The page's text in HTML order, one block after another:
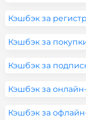
Кэшбэк за
Кэшбэк за
Кэшбэк за
Кэшбэк за
Кэшбэк за